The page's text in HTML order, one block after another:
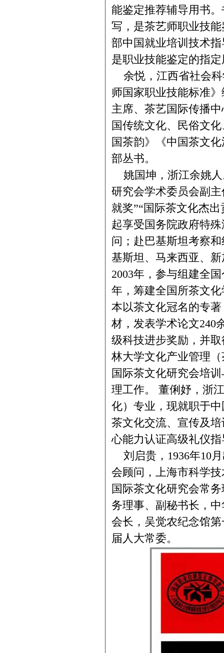
能鉴定推荐辅导用书
写，是茶艺师职业技
部中国就业培训技术
是职业技能鉴定的指
余悦，江西省社会科
师国家职业技能标准
主席、茶艺国际传播
国传统文化、民俗文
国茶韵》《中国茶文
部丛书。
姚国坤，浙江余姚人
研究会学术委员会副
就奖”“国际茶文化杰
起享受国务院政府特
问；赴巴基斯坦考察
基斯坦、马来西亚、
2003年，参与组建全
年，筹建全国所茶文
本以茶文化冠名的专
材，发表学术论文240
级科技进步奖励，并
林大学文化产业管理
国际茶文化研究会培
理工作。 董俐妤，浙
化）专业，现就职于
茶文化交流、宣传及
心能力认证高级礼仪
刘启贵，1936年10
会顾问，上海市科学
国际茶文化研究会常
务理事、副秘书长，
会长，吴觉农纪念馆
届人大常委。